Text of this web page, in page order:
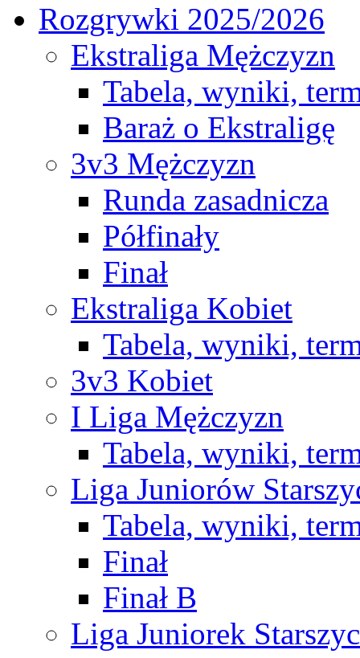
Rozgrywki 2025/2026
Ekstraliga Mężczyzn
Tabela, wyniki,
Baraż o Ekstraligę
3v3 Mężczyzn
Runda zasadnicza
Półfinały
Finał
Ekstraliga Kobiet
Tabela, wyniki,
3v3 Kobiet
I Liga Mężczyzn
Tabela, wyniki,
Liga Juniorów
Tabela, wyniki,
Finał
Finał B
Liga Juniorek